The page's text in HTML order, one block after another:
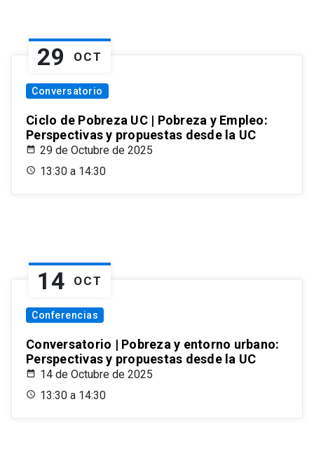
29 OCT
Conversatorio
Ciclo de Pobreza UC | Pobreza y Empleo:
Perspectivas y propuestas desde la UC
29 de Octubre de 2025
13:30 a 14:30
14 OCT
Conferencias
Conversatorio | Pobreza y entorno urbano:
Perspectivas y propuestas desde la UC
14 de Octubre de 2025
13:30 a 14:30